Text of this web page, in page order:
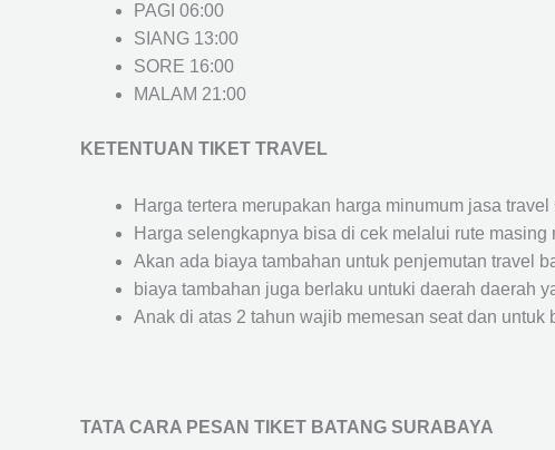
PAGI 06:00
SIANG 13:00
SORE 16:00
MALAM 21:00
KETENTUAN TIKET TRAVEL
Harga tertera merupakan harga minumum jasa
Harga selengkapnya bisa di cek melalui rute
Akan ada biaya tambahan untuk penjemutan travel
biaya tambahan juga berlaku untuki daerah daerah
Anak di atas 2 tahun wajib memesan seat dan
TATA CARA PESAN TIKET BATANG SURABAYA